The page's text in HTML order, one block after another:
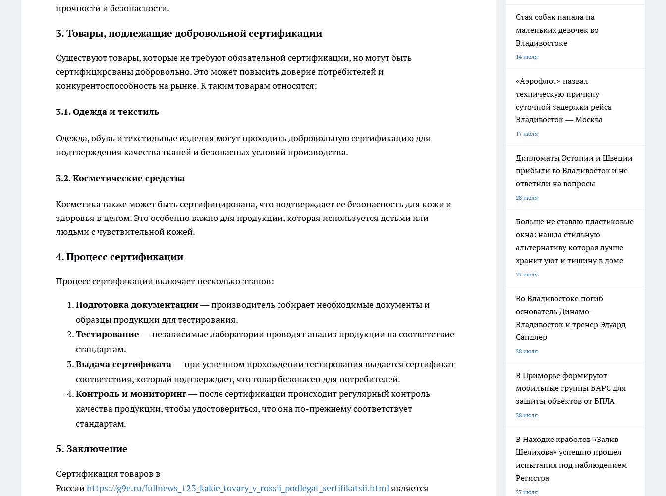
прочности и безопасности.
3. Товары, подлежащие добровольной сертификации
Существуют товары, которые не требуют обязательной сертификации, но могут быть
сертифицированы добровольно. Это может повысить доверие потребителей и
конкурентоспособность на рынке. К таким товарам относятся:
3.1. Одежда и текстиль
Одежда, обувь и текстильные изделия могут проходить добровольную сертификацию для
подтверждения качества тканей и безопасных условий производства.
3.2. Косметические средства
Косметика также может быть сертифицирована, что подтверждает ее безопасность для кожи и
здоровья в целом. Это особенно важно для продукции, которая используется детьми или
людьми с чувствительной кожей.
4. Процесс сертификации
Процесс сертификации включает несколько этапов:
Подготовка документации— производитель собирает необходимые документы и
образцы продукции для тестирования.
Тестирование— независимые лаборатории проводят анализ продукции на соответствие
стандартам.
Выдача сертификата— при успешном прохождении тестирования выдается сертификат
соответствия, который подтверждает, что товар безопасен для потребителей.
Контроль и мониторинг— после сертификации происходит регулярный контроль
качества продукции, чтобы удостовериться, что она по-прежнему соответствует
стандартам.
5. Заключение
Сертификация товаров в
Россииhttps://g9e.ru/fullnews_123_kakie_tovary_v_rossii_podlegat_sertifikatsii.htmlявляется
Стая собак напала на
маленьких девочек во
Владивостоке
14 июля
«Аэрофлот» назвал
техническую причину
суточной задержки рейса
Владивосток — Москва
17 июля
Дипломаты Эстонии и Швеции
прибыли во Владивосток и не
ответили на вопросы
28 июля
Больше не ставлю пластиковые
окна: нашла стильную
альтернативу которая лучше
хранит уют и тишину в доме
27 июля
Во Владивостоке погиб
основатель Динамо-
Владивосток и тренер Эдуард
Сандлер
28 июля
В Приморье формируют
мобильные группы БАРС для
защиты объектов от БПЛА
28 июля
В Находке краболов «Залив
Шелихова» успешно прошел
испытания под наблюдением
Регистра
27 июля